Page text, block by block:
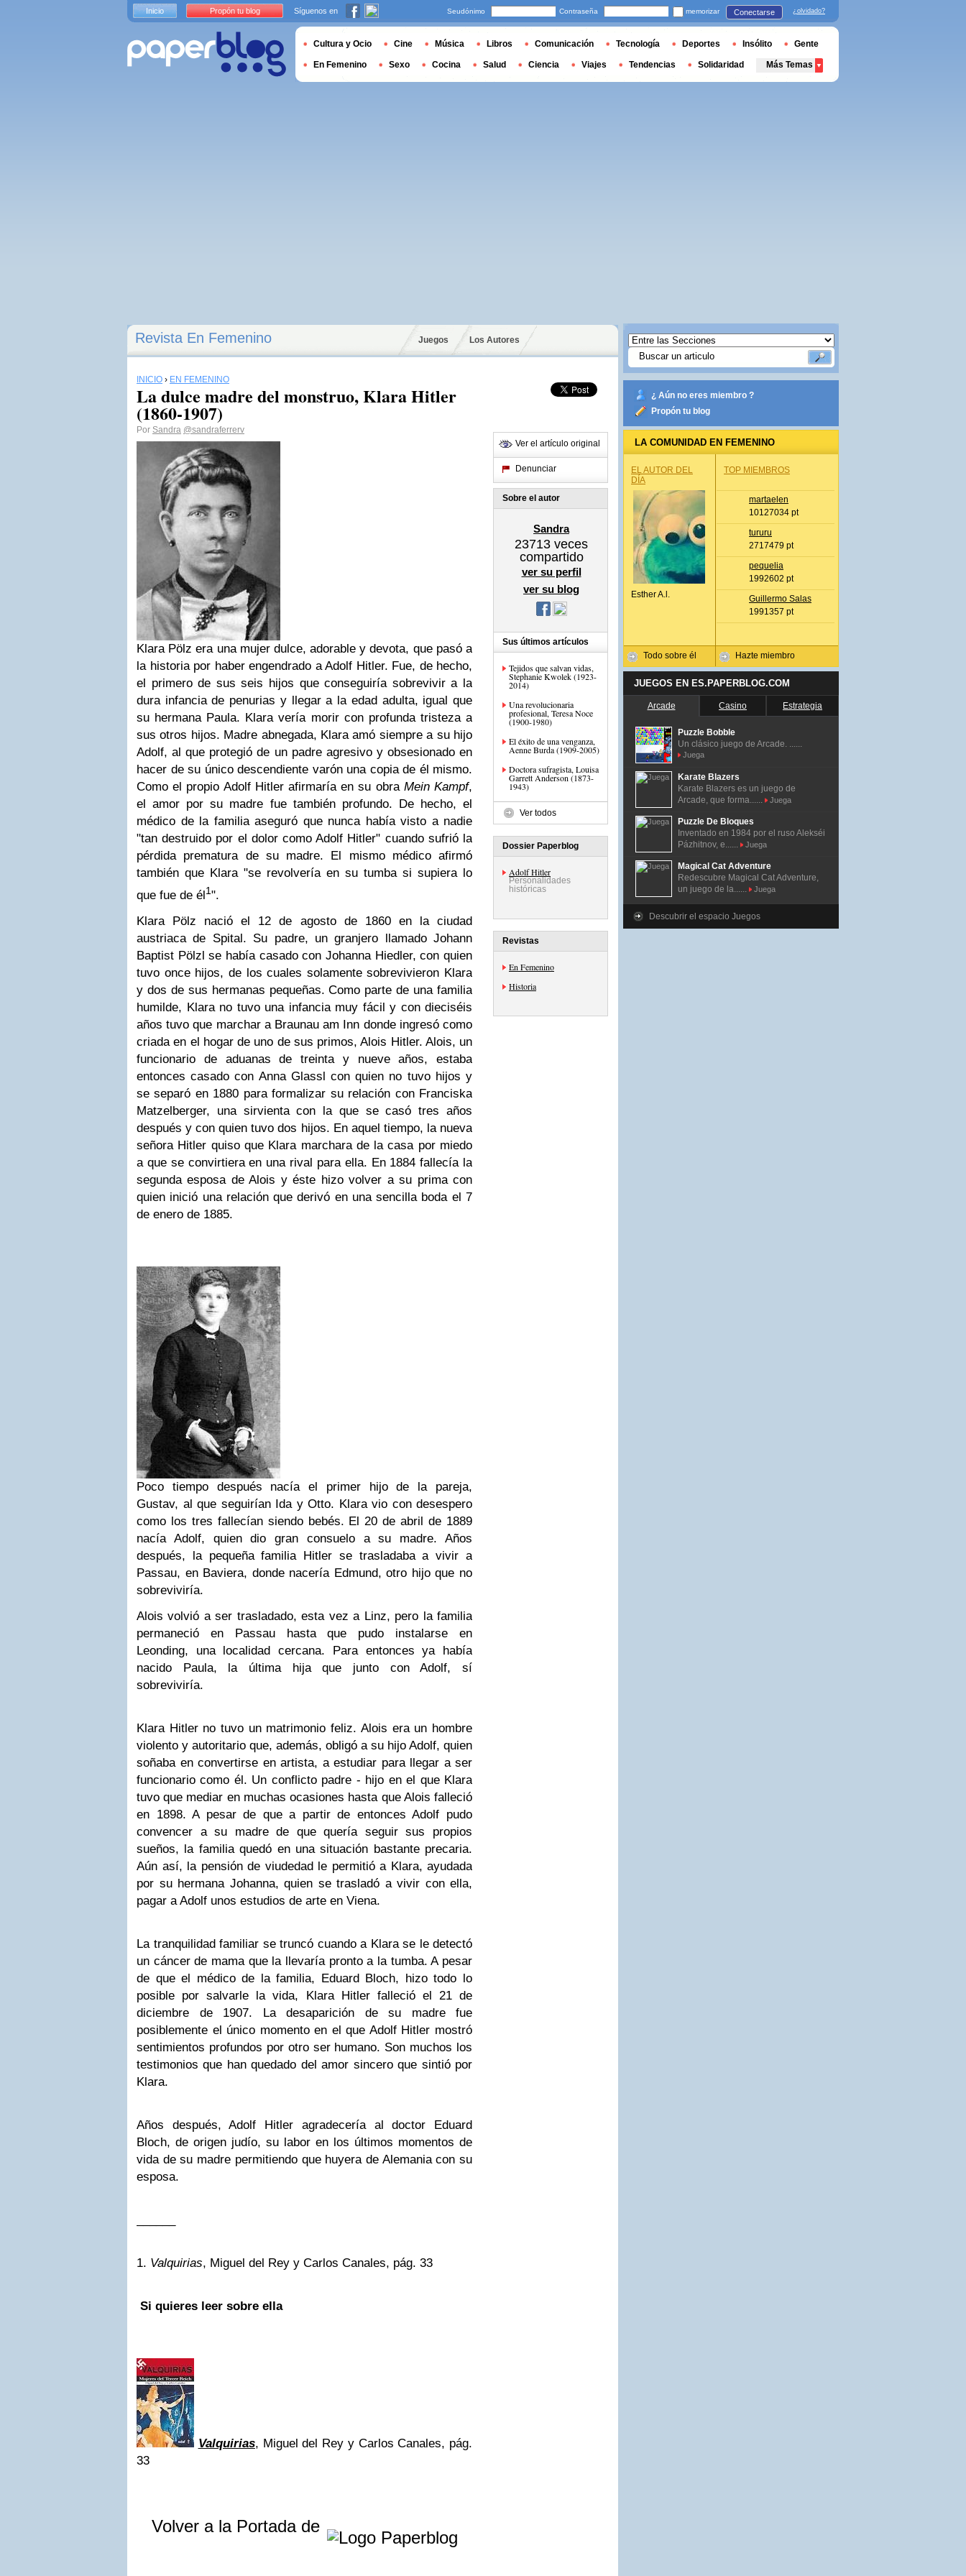
Revista En Femenino Juegos Los Autores
INICIO › EN FEMENINO
La dulce madre del monstruo, Klara Hitler
(1860-1907)
Por Sandra @sandraferrerv
Klara Pölz era una mujer dulce, adorable y devota, que pasó a
la historia por haber engendrado a Adolf Hitler. Fue, de hecho,
el primero de sus seis hijos que conseguiría sobrevivir a la
dura infancia de penurias y llegar a la edad adulta, igual que
su hermana Paula. Klara vería morir con profunda tristeza a
sus otros hijos. Madre abnegada, Klara amó siempre a su hijo
Adolf, al que protegió de un padre agresivo y obsesionado en
hacer de su único descendiente varón una copia de él mismo.
Como el propio Adolf Hitler afirmaría en su obra Mein Kampf,
el amor por su madre fue también profundo. De hecho, el
médico de la familia aseguró que nunca había visto a nadie
"tan destruido por el dolor como Adolf Hitler" cuando sufrió la
pérdida prematura de su madre. El mismo médico afirmó
también que Klara "se revolvería en su tumba si supiera lo
que fue de él1".
Klara Pölz nació el 12 de agosto de 1860 en la ciudad
austriaca de Spital. Su padre, un granjero llamado Johann
Baptist Pölzl se había casado con Johanna Hiedler, con quien
tuvo once hijos, de los cuales solamente sobrevivieron Klara
y dos de sus hermanas pequeñas. Como parte de una familia
humilde, Klara no tuvo una infancia muy fácil y con dieciséis
años tuvo que marchar a Braunau am Inn donde ingresó como
criada en el hogar de uno de sus primos, Alois Hitler. Alois, un
funcionario de aduanas de treinta y nueve años, estaba
entonces casado con Anna Glassl con quien no tuvo hijos y
se separó en 1880 para formalizar su relación con Franciska
Matzelberger, una sirvienta con la que se casó tres años
después y con quien tuvo dos hijos. En aquel tiempo, la nueva
señora Hitler quiso que Klara marchara de la casa por miedo
a que se convirtiera en una rival para ella. En 1884 fallecía la
segunda esposa de Alois y éste hizo volver a su prima con
quien inició una relación que derivó en una sencilla boda el 7
de enero de 1885.
Poco tiempo después nacía el primer hijo de la pareja,
Gustav, al que seguirían Ida y Otto. Klara vio con desespero
como los tres fallecían siendo bebés. El 20 de abril de 1889
nacía Adolf, quien dio gran consuelo a su madre. Años
después, la pequeña familia Hitler se trasladaba a vivir a
Passau, en Baviera, donde nacería Edmund, otro hijo que no
sobreviviría.
Alois volvió a ser trasladado, esta vez a Linz, pero la familia
permaneció en Passau hasta que pudo instalarse en
Leonding, una localidad cercana. Para entonces ya había
nacido Paula, la última hija que junto con Adolf, sí
sobreviviría.
Klara Hitler no tuvo un matrimonio feliz. Alois era un hombre
violento y autoritario que, además, obligó a su hijo Adolf, quien
soñaba en convertirse en artista, a estudiar para llegar a ser
funcionario como él. Un conflicto padre - hijo en el que Klara
tuvo que mediar en muchas ocasiones hasta que Alois falleció
en 1898. A pesar de que a partir de entonces Adolf pudo
convencer a su madre de que quería seguir sus propios
sueños, la familia quedó en una situación bastante precaria.
Aún así, la pensión de viudedad le permitió a Klara, ayudada
por su hermana Johanna, quien se trasladó a vivir con ella,
pagar a Adolf unos estudios de arte en Viena.
La tranquilidad familiar se truncó cuando a Klara se le detectó
un cáncer de mama que la llevaría pronto a la tumba. A pesar
de que el médico de la familia, Eduard Bloch, hizo todo lo
posible por salvarle la vida, Klara Hitler falleció el 21 de
diciembre de 1907. La desaparición de su madre fue
posiblemente el único momento en el que Adolf Hitler mostró
sentimientos profundos por otro ser humano. Son muchos los
testimonios que han quedado del amor sincero que sintió por
Klara.
Años después, Adolf Hitler agradecería al doctor Eduard
Bloch, de origen judío, su labor en los últimos momentos de
vida de su madre permitiendo que huyera de Alemania con su
esposa.
1. Valquirias, Miguel del Rey y Carlos Canales, pág. 33
Si quieres leer sobre ella
Valquirias, Miguel del Rey y Carlos Canales, pág.
33
Volver a la Portada de
Ver el artículo original
Denunciar
Sobre el autor
Sandra
23713 veces
compartido
ver su perfil
ver su blog
Sus últimos artículos
Tejidos que salvan vidas,
Stephanie Kwolek (1923-
2014)
Una revolucionaria
profesional, Teresa Noce
(1900-1980)
El éxito de una venganza,
Aenne Burda (1909-2005)
Doctora sufragista, Louisa
Garrett Anderson (1873-
1943)
Ver todos
Dossier Paperblog
Adolf Hitler
Personalidades
históricas
Revistas
En Femenino
Historia
¿ Aún no eres miembro ?
Propón tu blog
LA COMUNIDAD EN FEMENINO
EL AUTOR DEL
DÍA
Esther A.l.
Todo sobre él
TOP MIEMBROS
martaelen
10127034 pt
tururu
2717479 pt
pequelia
1992602 pt
Guillermo Salas
1991357 pt
Hazte miembro
JUEGOS EN ES.PAPERBLOG.COM
Arcade Casino Estrategia
Puzzle Bobble
Un clásico juego de Arcade. ......
Juega
Karate Blazers
Karate Blazers es un juego de
Arcade, que forma......
Juega
Puzzle De Bloques
Inventado en 1984 por el ruso Alekséi
Pázhitnov, e......
Juega
Magical Cat Adventure
Redescubre Magical Cat Adventure,
un juego de la......
Juega
Descubrir el espacio Juegos
Inicio Propón tu blog Síguenos en Seudónimo Contraseña memorizar Conectarse ¿olvidado?
Cultura y Ocio Cine Música Libros Comunicación Tecnología Deportes Insólito Gente
En Femenino Sexo Cocina Salud Ciencia Viajes Tendencias Solidaridad Más Temas